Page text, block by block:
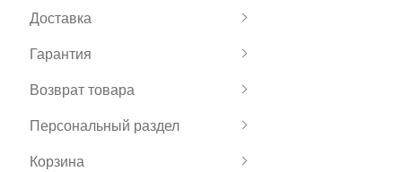
Доставка
Гарантия
Возврат товара
Персональный раздел
Корзина